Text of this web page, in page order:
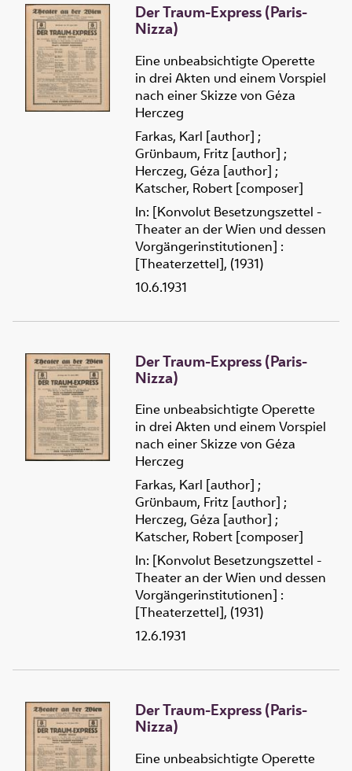
Der Traum-Express (Paris-
Nizza)
Eine unbeabsichtigte Operette
in drei Akten und einem Vorspiel
nach einer Skizze von Géza
Herczeg
Farkas, Karl [author] ;
Grünbaum, Fritz [author] ;
Herczeg, Géza [author] ;
Katscher, Robert [composer]
In: [Konvolut Besetzungszettel -
Theater an der Wien und dessen
Vorgängerinstitutionen] :
[Theaterzettel], (1931)
10.6.1931
Der Traum-Express (Paris-
Nizza)
Eine unbeabsichtigte Operette
in drei Akten und einem Vorspiel
nach einer Skizze von Géza
Herczeg
Farkas, Karl [author] ;
Grünbaum, Fritz [author] ;
Herczeg, Géza [author] ;
Katscher, Robert [composer]
In: [Konvolut Besetzungszettel -
Theater an der Wien und dessen
Vorgängerinstitutionen] :
[Theaterzettel], (1931)
12.6.1931
Der Traum-Express (Paris-
Nizza)
Eine unbeabsichtigte Operette